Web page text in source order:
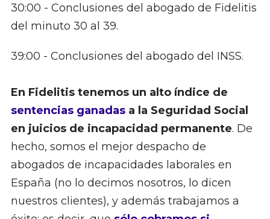
30:00​ - Conclusiones del abogado de Fidelitis
del minuto 30 al 39.
39:00​ - Conclusiones del abogado del INSS.
En Fidelitis tenemos un alto índice de
sentencias ganadasa la Seguridad Social
en juicios de incapacidad permanente. De
hecho, somos el mejor despacho de
abogados de incapacidades laborales en
España (no lo decimos nosotros, lo dicen
nuestros clientes), y además trabajamos a